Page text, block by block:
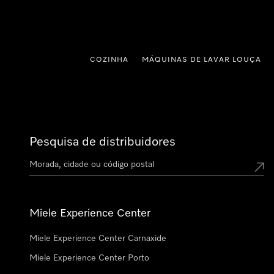
COZINHA MÁQUINAS DE LAVAR LOUÇA
Pesquisa de distribuidores
Miele Experience Center
Miele Experience Center Carnaxide
Miele Experience Center Porto